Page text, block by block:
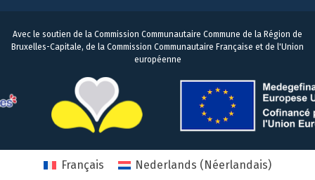
Avec le soutien de la Commission Communautaire Commune de la Région de
Bruxelles-Capitale, de la Commission Communautaire Française et de l'Union
européenne
Français Nederlands (Néerlandais)